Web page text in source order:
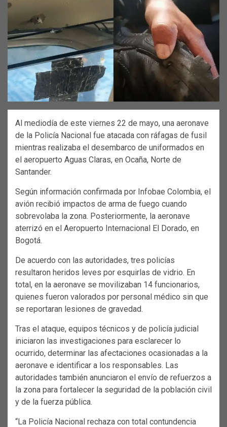
Al mediodía de este viernes 22 de mayo, una aeronave
de la Policía Nacional fue atacada con ráfagas de fusil
mientras realizaba el desembarco de uniformados en
el aeropuerto Aguas Claras, en Ocaña, Norte de
Santander.
Según información confirmada por Infobae Colombia, el
avión recibió impactos de arma de fuego cuando
sobrevolaba la zona. Posteriormente, la aeronave
aterrizó en el Aeropuerto Internacional El Dorado, en
Bogotá.
De acuerdo con las autoridades, tres policías
resultaron heridos leves por esquirlas de vidrio. En
total, en la aeronave se movilizaban 14 funcionarios,
quienes fueron valorados por personal médico sin que
se reportaran lesiones de gravedad.
Tras el ataque, equipos técnicos y de policía judicial
iniciaron las investigaciones para esclarecer lo
ocurrido, determinar las afectaciones ocasionadas a la
aeronave e identificar a los responsables. Las
autoridades también anunciaron el envío de refuerzos a
la zona para fortalecer la seguridad de la población civil
y de la fuerza pública.
“La Policía Nacional rechaza con total contundencia